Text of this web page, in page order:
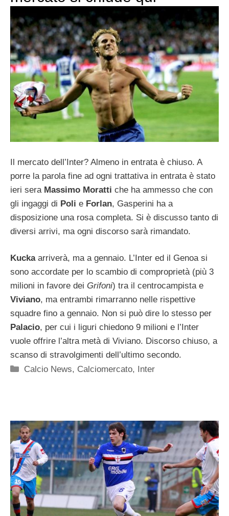
Il mercato dell’Inter? Almeno in entrata è chiuso. A
porre la parola fine ad ogni trattativa in entrata è stato
ieri sera Massimo Moratti che ha ammesso che con
gli ingaggi di Poli e Forlan, Gasperini ha a
disposizione una rosa completa. Si è discusso tanto di
diversi arrivi, ma ogni discorso sarà rimandato.
Kuckaarriverà, ma a gennaio. L’Inter ed il Genoa si
sono accordate per lo scambio di comproprietà (più 3
milioni in favore dei Grifoni) tra il centrocampista e
Viviano, ma entrambi rimarranno nelle rispettive
squadre fino a gennaio. Non si può dire lo stesso per
Palacio, per cui i liguri chiedono 9 milioni e l’Inter
vuole offrire l’altra metà di Viviano. Discorso chiuso, a
scanso di stravolgimenti dell’ultimo secondo.
Categorie
Calcio News, Calciomercato, Inter